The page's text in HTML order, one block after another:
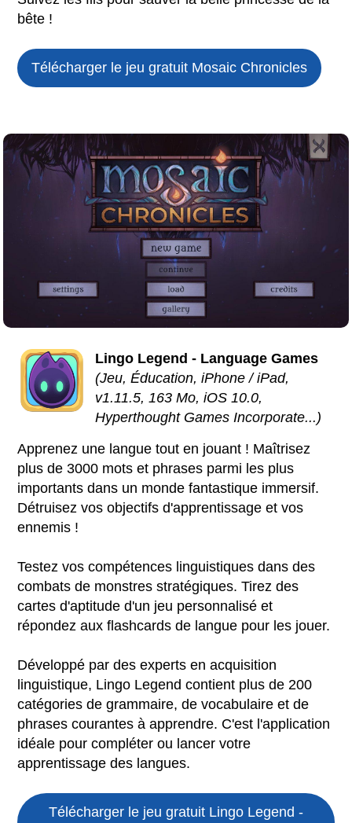
bête !
Télécharger le jeu gratuit Mosaic Chronicles
Lingo Legend - Language Games
(Jeu, Éducation, iPhone / iPad,
v1.11.5, 163 Mo, iOS 10.0,
Hyperthought Games Incorporate...)
Apprenez une langue tout en jouant ! Maîtrisez
plus de 3000 mots et phrases parmi les plus
importants dans un monde fantastique immersif.
Détruisez vos objectifs d'apprentissage et vos
ennemis !
Testez vos compétences linguistiques dans des
combats de monstres stratégiques. Tirez des
cartes d'aptitude d'un jeu personnalisé et
répondez aux flashcards de langue pour les jouer.
Développé par des experts en acquisition
linguistique, Lingo Legend contient plus de 200
catégories de grammaire, de vocabulaire et de
phrases courantes à apprendre. C'est l'application
idéale pour compléter ou lancer votre
apprentissage des langues.
Télécharger le jeu gratuit Lingo Legend -